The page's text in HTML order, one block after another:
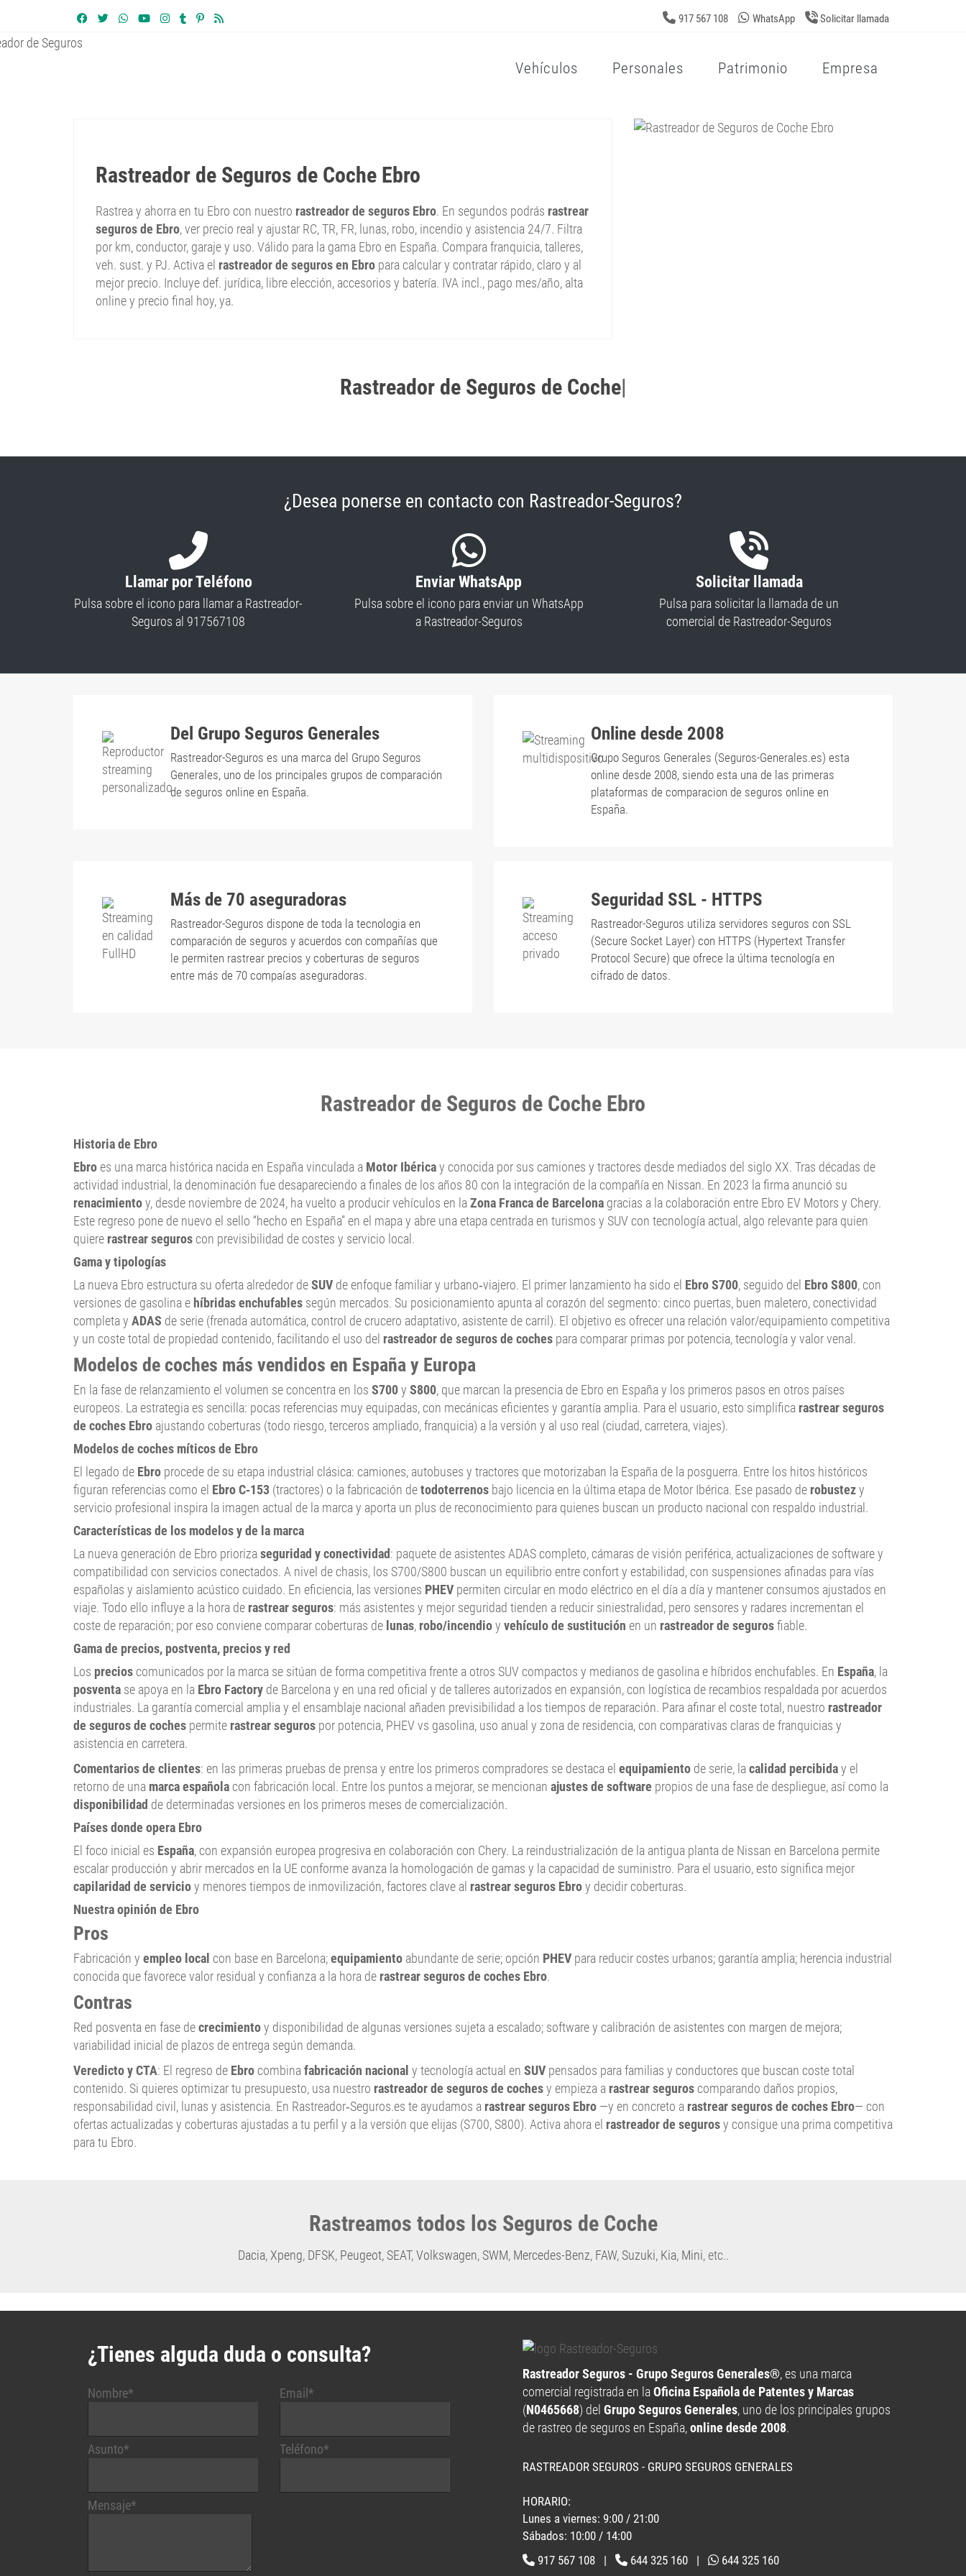
917 567 108 WhatsApp Solicitar llamada
Vehículos Personales Patrimonio Empresa
Rastreador de Seguros de Coche Ebro
Rastrea y ahorra en tu Ebro con nuestro rastreador de seguros Ebro. En segundos podrás rastrear
seguros de Ebro, ver precio real y ajustar RC, TR, FR, lunas, robo, incendio y asistencia 24/7. Filtra
por km, conductor, garaje y uso. Válido para la gama Ebro en España. Compara franquicia, talleres,
veh. sust. y PJ. Activa el rastreador de seguros en Ebro para calcular y contratar rápido, claro y al
mejor precio. Incluye def. jurídica, libre elección, accesorios y batería. IVA incl., pago mes/año, alta
online y precio final hoy, ya.
Rastreador de Seguros de Coche|
¿Desea ponerse en contacto con Rastreador-Seguros?
Llamar por Teléfono
Pulsa sobre el icono para llamar a Rastreador-
Seguros al 917567108
Enviar WhatsApp
Pulsa sobre el icono para enviar un WhatsApp
a Rastreador-Seguros
Solicitar llamada
Pulsa para solicitar la llamada de un
comercial de Rastreador-Seguros
Del Grupo Seguros Generales
Rastreador-Seguros es una marca del Grupo Seguros
Generales, uno de los principales grupos de comparación
de seguros online en España.
Online desde 2008
Grupo Seguros Generales (Seguros-Generales.es) esta
online desde 2008, siendo esta una de las primeras
plataformas de comparacion de seguros online en
España.
Más de 70 aseguradoras
Rastreador-Seguros dispone de toda la tecnologia en
comparación de seguros y acuerdos con compañías que
le permiten rastrear precios y coberturas de seguros
entre más de 70 compaías aseguradoras.
Seguridad SSL - HTTPS
Rastreador-Seguros utiliza servidores seguros con SSL
(Secure Socket Layer) con HTTPS (Hypertext Transfer
Protocol Secure) que ofrece la última tecnología en
cifrado de datos.
Rastreador de Seguros de Coche Ebro
Historia de Ebro
Ebro es una marca histórica nacida en España vinculada a Motor Ibéricay conocida por sus camiones y tractores desde mediados del siglo XX. Tras décadas de
actividad industrial, la denominación fue desapareciendo a finales de los años 80 con la integración de la compañía en Nissan. En 2023 la firma anunció su
renacimientoy, desde noviembre de 2024, ha vuelto a producir vehículos en la Zona Franca de Barcelona gracias a la colaboración entre Ebro EV Motors y Chery.
Este regreso pone de nuevo el sello “hecho en España” en el mapa y abre una etapa centrada en turismos y SUV con tecnología actual, algo relevante para quien
quiere rastrear seguros con previsibilidad de costes y servicio local.
Gama y tipologías
La nueva Ebro estructura su oferta alrededor deSUV de enfoque familiar y urbano‑viajero. El primer lanzamiento ha sido el Ebro S700, seguido del Ebro S800, con
versiones de gasolina e híbridas enchufables según mercados. Su posicionamiento apunta al corazón del segmento: cinco puertas, buen maletero, conectividad
completa y ADAS de serie (frenada automática, control de crucero adaptativo, asistente de carril). El objetivo es ofrecer una relación valor/equipamiento competitiva
y un coste total de propiedad contenido, facilitando el uso del rastreador de seguros de coches para comparar primas por potencia, tecnología y valor venal.
Modelos de coches más vendidos en España y Europa
En la fase de relanzamiento el volumen se concentra en los S700y S800, que marcan la presencia de Ebro en España y los primeros pasos en otros países
europeos. La estrategia es sencilla: pocas referencias muy equipadas, con mecánicas eficientes y garantía amplia. Para el usuario, esto simplifica rastrear seguros
de coches Ebro ajustando coberturas (todo riesgo, terceros ampliado, franquicia) a la versión y al uso real (ciudad, carretera, viajes).
Modelos de coches míticos de Ebro
El legado de Ebro procede de su etapa industrial clásica: camiones, autobuses y tractores que motorizaban la España de la posguerra. Entre los hitos históricos
figuran referencias como el Ebro C‑153 (tractores) o la fabricación detodoterrenos bajo licencia en la última etapa de Motor Ibérica. Ese pasado de robustezy
servicio profesional inspira la imagen actual de la marca y aporta un plus de reconocimiento para quienes buscan un producto nacional con respaldo industrial.
Características de los modelos y de la marca
La nueva generación de Ebro prioriza seguridad y conectividad: paquete de asistentes ADAS completo, cámaras de visión periférica, actualizaciones de software y
compatibilidad con servicios conectados. A nivel de chasis, los S700/S800 buscan un equilibrio entre confort y estabilidad, con suspensiones afinadas para vías
españolas y aislamiento acústico cuidado. En eficiencia, las versiones PHEV permiten circular en modo eléctrico en el día a día y mantener consumos ajustados en
viaje. Todo ello influye a la hora de rastrear seguros: más asistentes y mejor seguridad tienden a reducir siniestralidad, pero sensores y radares incrementan el
coste de reparación; por eso conviene comparar coberturas de lunas, robo/incendioy vehículo de sustitución en un rastreador de segurosfiable.
Gama de precios, postventa, precios y red
Los precios comunicados por la marca se sitúan de forma competitiva frente a otros SUV compactos y medianos de gasolina e híbridos enchufables. En España, la
posventa se apoya en la Ebro Factory de Barcelona y en una red oficial y de talleres autorizados en expansión, con logística de recambios respaldada por acuerdos
industriales. La garantía comercial amplia y el ensamblaje nacional añaden previsibilidad a los tiempos de reparación. Para afinar el coste total, nuestro rastreador
de seguros de coches permite rastrear seguros por potencia, PHEV vs gasolina, uso anual y zona de residencia, con comparativas claras de franquicias y
asistencia en carretera.
Comentarios de clientes: en las primeras pruebas de prensa y entre los primeros compradores se destaca el equipamiento de serie, la calidad percibiday el
retorno de una marca española con fabricación local. Entre los puntos a mejorar, se mencionan ajustes de software propios de una fase de despliegue, así como la
disponibilidad de determinadas versiones en los primeros meses de comercialización.
Países donde opera Ebro
El foco inicial es España, con expansión europea progresiva en colaboración con Chery. La reindustrialización de la antigua planta de Nissan en Barcelona permite
escalar producción y abrir mercados en la UE conforme avanza la homologación de gamas y la capacidad de suministro. Para el usuario, esto significa mejor
capilaridad de servicioy menores tiempos de inmovilización, factores clave al rastrear seguros Ebroy decidir coberturas.
Nuestra opinión de Ebro
Pros
Fabricación y empleo local con base en Barcelona;equipamiento abundante de serie; opción PHEV para reducir costes urbanos; garantía amplia; herencia industrial
conocida que favorece valor residual y confianza a la hora de rastrear seguros de coches Ebro.
Contras
Red posventa en fase decrecimientoy disponibilidad de algunas versiones sujeta a escalado; software y calibración de asistentes con margen de mejora;
variabilidad inicial de plazos de entrega según demanda.
Veredicto y CTA: El regreso de Ebro combina fabricación nacional y tecnología actual en SUV pensados para familias y conductores que buscan coste total
contenido. Si quieres optimizar tu presupuesto, usa nuestro rastreador de seguros de cochesy empieza a rastrear seguros comparando daños propios,
responsabilidad civil, lunas y asistencia. En Rastreador‑Seguros.es te ayudamos a rastrear seguros Ebro —y en concreto a rastrear seguros de coches Ebro— con
ofertas actualizadas y coberturas ajustadas a tu perfil y a la versión que elijas (S700, S800). Activa ahora el rastreador de segurosy consigue una prima competitiva
para tu Ebro.
Rastreamos todos los Seguros de Coche
Dacia, Xpeng, DFSK, Peugeot, SEAT,Volkswagen, SWM, Mercedes-Benz, FAW, Suzuki, Kia, Mini, etc..
¿Tienes alguda duda o consulta?
Nombre*
Asunto*
Email*
Teléfono*
Mensaje*
Rastreador Seguros - Grupo Seguros Generales®, es una marca
comercial registrada en laOficina Española de Patentes y Marcas
(N0465668) del Grupo Seguros Generales, uno de los principales grupos
de rastreo de seguros en España,online desde 2008.
RASTREADOR SEGUROS - GRUPO SEGUROS GENERALES
HORARIO:
Lunes a viernes: 9:00 / 21:00
Sábados: 10:00 / 14:00
917 567 108 | 644 325 160 | 644 325 160